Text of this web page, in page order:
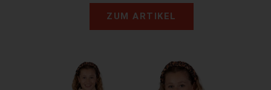
ZUM ARTIKEL